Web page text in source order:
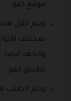
موقع كفو.
ويتم خلال
بمختلف
والجهد
تطبيق كفو.
ويتم الطلب